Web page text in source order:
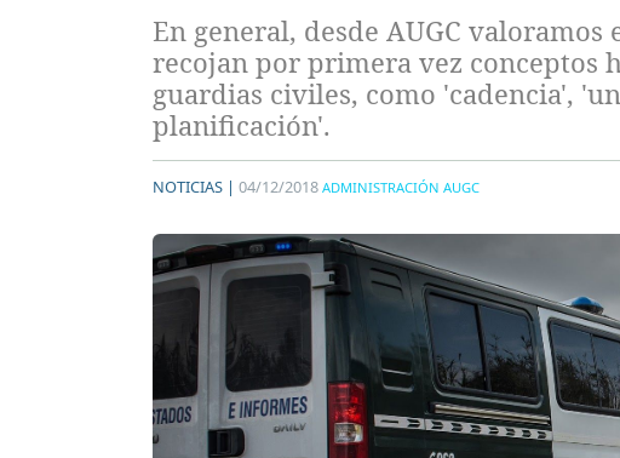
En general, desde AUGC
recojan por primera vez conceptos
guardias civiles, como 'cadencia',
planificación'.
NOTICIAS | 04/12/2018 ADMINISTRACIÓN AUGC